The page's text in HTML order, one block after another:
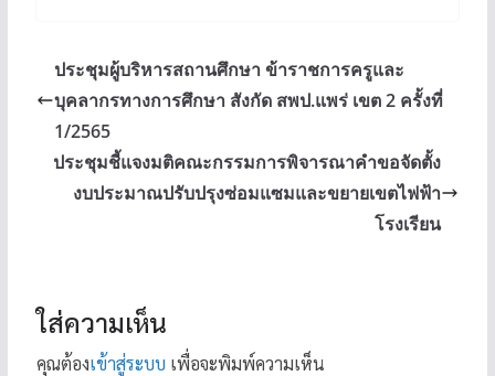
ประชุมผู้บริหารสถานศึกษา ข้าราชการครูและ
บุคลากรทางการศึกษา สังกัด สพป.แพร่ เขต 2 ครั้งที่
1/2565
ประชุมชี้แจงมติคณะกรรมการพิจารณาคำขอจัดตั้ง
งบประมาณปรับปรุงซ่อมแซมและขยายเขตไฟฟ้า
โรงเรียน
ใส่ความเห็น
คุณต้องเข้าสู่ระบบ เพื่อจะพิมพ์ความเห็น